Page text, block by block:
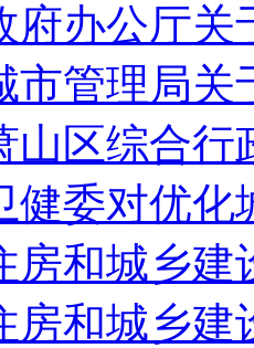
府办公厅关
市管理局关
山区综合行
健委对优化
房和城乡建
房和城乡建